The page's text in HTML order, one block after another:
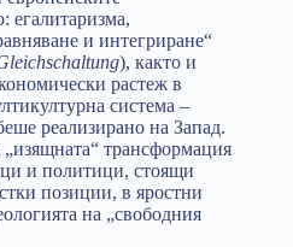
егалитаризма,
и интегриране“
), както и
растеж в
система –
реализирано на Запад.
трансформация
и политици, стоящи
позиции, в яростни
на „свободния